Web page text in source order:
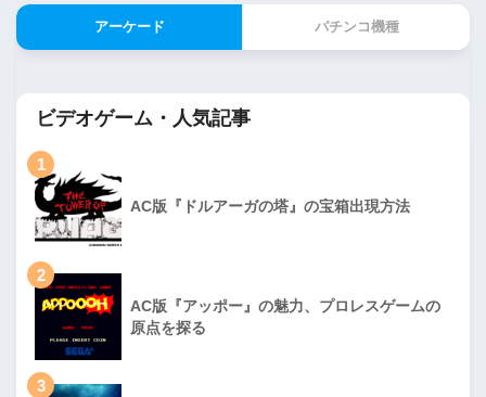
アーケード パチンコ機種
ビデオゲーム・人気記事
1
AC版『ドルアーガの塔』の宝箱出現方法
2
AC版『アッポー』の魅力、プロレスゲームの
原点を探る
3